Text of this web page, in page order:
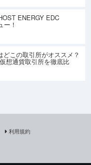
ENERGY EDC
ー！
この取引所がオススメ？
想通貨取引所を徹底比
利用規約